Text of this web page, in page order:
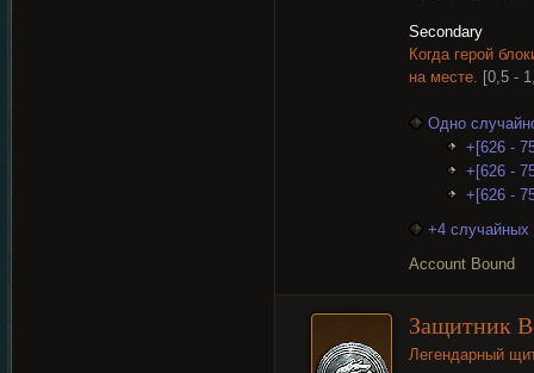
Secondary
Когда герой
на месте. [0,5 -
Одно
+[626 -
+[626 -
+[626 -
+4 случайных
Account Bound
Защитник
Легендарный